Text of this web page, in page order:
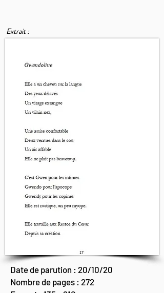
Extrait :
Date de parution : 20/10/20
Nombre de pages : 272